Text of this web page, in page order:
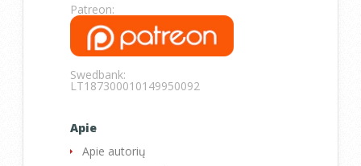
Patreon:
Swedbank:
LT187300010149950092
Apie
Apie autorių